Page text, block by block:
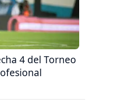
4 del Torneo